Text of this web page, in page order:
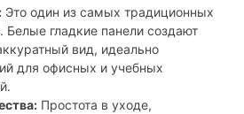
Это один из самых традиционных
Белые гладкие панели создают
вид, идеально
для офисных и учебных
Простота в уходе,